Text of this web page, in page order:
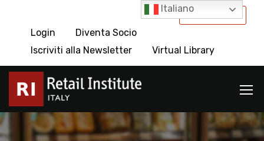
International
Login
Diventa Socio
Iscriviti alla Newsletter
Virtual Library
Italiano